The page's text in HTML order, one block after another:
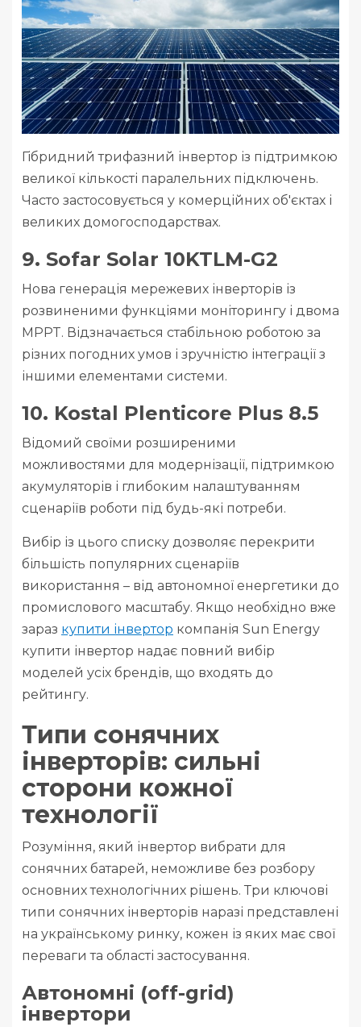
Гібридний трифазний інвертор із підтримкою
великої кількості паралельних підключень.
Часто застосовується у комерційних об'єктах і
великих домогосподарствах.
9. Sofar Solar 10KTLM-G2
Нова генерація мережевих інверторів із
розвиненими функціями моніторингу і двома
MPPT. Відзначається стабільною роботою за
різних погодних умов і зручністю інтеграції з
іншими елементами системи.
10. Kostal Plenticore Plus 8.5
Відомий своїми розширеними
можливостями для модернізації, підтримкою
акумуляторів і глибоким налаштуванням
сценаріїв роботи під будь-які потреби.
Вибір із цього списку дозволяє перекрити
більшість популярних сценаріїв
використання – від автономної енергетики до
промислового масштабу. Якщо необхідно вже
зараз купити інвертор компанія Sun Energy
купити інвертор надає повний вибір
моделей усіх брендів, що входять до
рейтингу.
Типи сонячних
інверторів: сильні
сторони кожної
технології
Розуміння, який інвертор вибрати для
сонячних батарей, неможливе без розбору
основних технологічних рішень. Три ключові
типи сонячних інверторів наразі представлені
на українському ринку, кожен із яких має свої
переваги та області застосування.
Автономні (off-grid)
інвертори